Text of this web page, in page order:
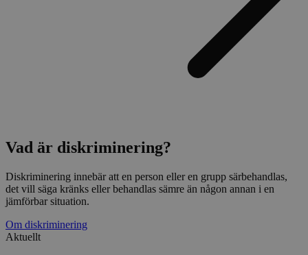
Vad är diskriminering?
Diskriminering innebär att en person eller en grupp särbehandlas,
det vill säga kränks eller behandlas sämre än någon annan i en
jämförbar situation.
Om diskriminering
Aktuellt